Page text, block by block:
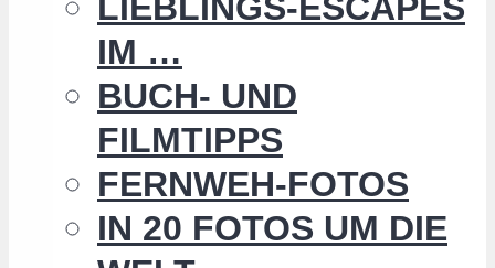
IM …
BUCH- UND
FILMTIPPS
FERNWEH-FOTOS
IN 20 FOTOS UM DIE